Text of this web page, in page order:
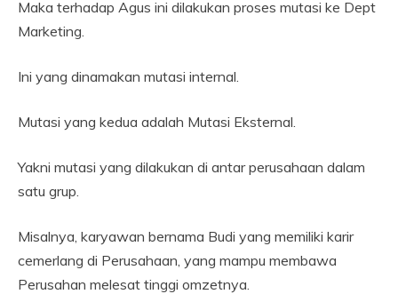
Maka terhadap Agus ini dilakukan proses mutasi ke Dept
Marketing.
Ini yang dinamakan mutasi internal.
Mutasi yang kedua adalah Mutasi Eksternal.
Yakni mutasi yang dilakukan di antar perusahaan dalam
satu grup.
Misalnya, karyawan bernama Budi yang memiliki karir
cemerlang di Perusahaan, yang mampu membawa
Perusahan melesat tinggi omzetnya.